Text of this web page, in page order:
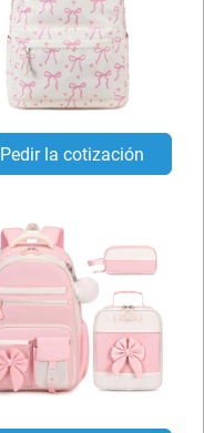
Pedir la cotización